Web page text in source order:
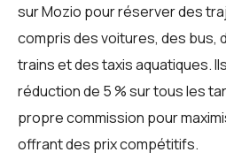
sur Mozio pour réserver des
compris des voitures, des bus,
trains et des taxis aquatiques.
réduction de 5 % sur tous les
propre commission pour
offrant des prix compétitifs.